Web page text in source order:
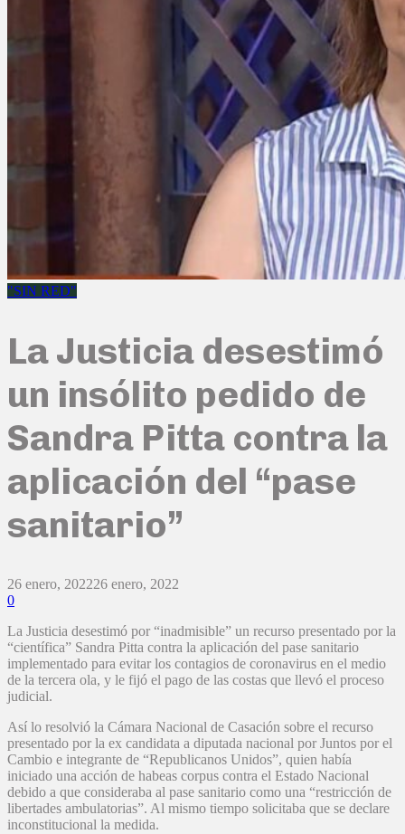
"SIN RED"
La Justicia desestimó
un insólito pedido de
Sandra Pitta contra la
aplicación del “pase
sanitario”
26 enero, 202226 enero, 2022
0
La Justicia desestimó por “inadmisible” un recurso presentado por la
“científica” Sandra Pitta contra la aplicación del pase sanitario
implementado para evitar los contagios de coronavirus en el medio
de la tercera ola, y le fijó el pago de las costas que llevó el proceso
judicial.
Así lo resolvió la Cámara Nacional de Casación sobre el recurso
presentado por la ex candidata a diputada nacional por Juntos por el
Cambio e integrante de “Republicanos Unidos”, quien había
iniciado una acción de habeas corpus contra el Estado Nacional
debido a que consideraba al pase sanitario como una “restricción de
libertades ambulatorias”. Al mismo tiempo solicitaba que se declare
inconstitucional la medida.